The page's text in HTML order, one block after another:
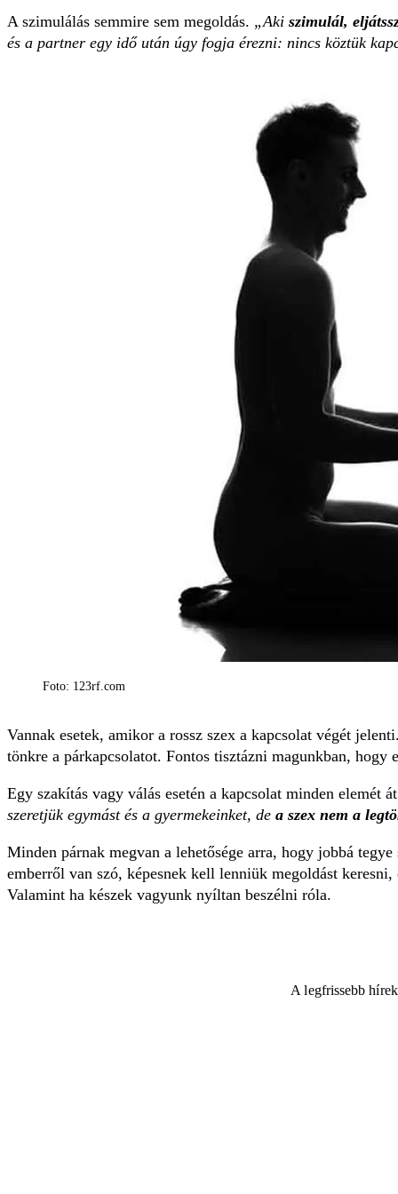
A szimulálás semmire sem megoldás. „Aki szimulál,
és a partner egy idő után úgy fogja érezni: nincs köztük
Foto: 123rf.com
Vannak esetek, amikor a rossz szex a kapcsolat végét
tönkre a párkapcsolatot. Fontos tisztázni magunkban, hogy
Egy szakítás vagy válás esetén a kapcsolat minden elemét
szeretjük egymást és a gyermekeinket, de a szex nem a
Minden párnak megvan a lehetősége arra, hogy jobbá
emberről van szó, képesnek kell lenniük megoldást
Valamint ha készek vagyunk nyíltan beszélni róla.
A legfrissebb